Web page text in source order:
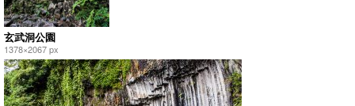
玄武洞公園
1378×2067 px